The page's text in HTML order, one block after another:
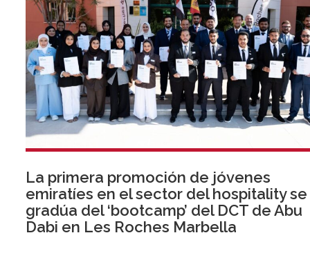
La primera promoción de jóvenes
emiratíes en el sector del hospitality se
gradúa del ‘bootcamp’ del DCT de Abu
Dabi en Les Roches Marbella